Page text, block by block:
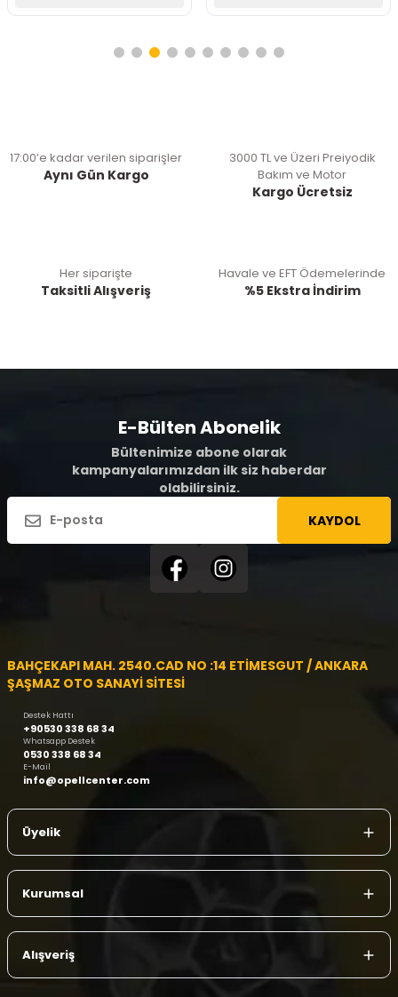
17:00’e kadar verilen siparişler
Aynı Gün Kargo
3000 TL ve Üzeri Preiyodik
Bakım ve Motor
Kargo Ücretsiz
Her siparişte
Taksitli Alışveriş
Havale ve EFT Ödemelerinde
%5 Ekstra İndirim
E-Bülten Abonelik
Bültenimize abone olarak
kampanyalarımızdan ilk siz haberdar
olabilirsiniz.
KAYDOL
BAHÇEKAPI MAH. 2540.CAD NO :14 ETİMESGUT / ANKARA
ŞAŞMAZ OTO SANAYİ SİTESİ
Destek Hattı
+90530 338 68 34
Whatsapp Destek
0530 338 68 34
E-Mail
info@opellcenter.com
Üyelik
Kurumsal
Alışveriş